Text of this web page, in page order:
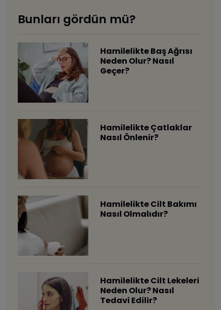
Bunları gördün mü?
Hamilelikte Baş Ağrısı
Neden Olur? Nasıl
Geçer?
Hamilelikte Çatlaklar
Nasıl Önlenir?
Hamilelikte Cilt Bakımı
Nasıl Olmalıdır?
Hamilelikte Cilt Lekeleri
Neden Olur? Nasıl
Tedavi Edilir?